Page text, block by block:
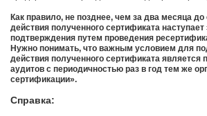
Как правило, не позднее, чем за два месяца до
действия полученного сертификата наступает
подтверждения путем проведения
Нужно понимать, что важным условием для
действия полученного сертификата является
аудитов с периодичностью раз в год тем же
сертификации».
Справка: